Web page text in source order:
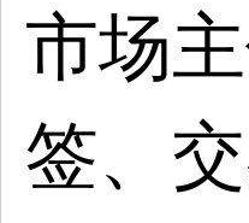
市场
签、